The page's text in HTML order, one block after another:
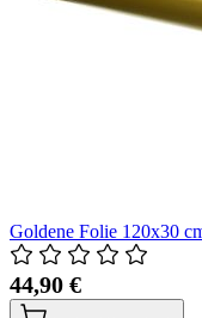
Goldene Folie 120x30
44,90 €